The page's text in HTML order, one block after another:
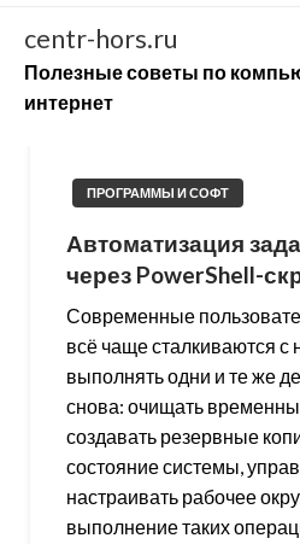
Skip
content
centr-hors.ru
Полезные советы по
интернет
ПРОГРАММЫ И СОФТ
Автоматизация
через PowerShell-
Современные
всё чаще сталкиваются с
выполнять одни и те же
снова: очищать
создавать резервные
состояние системы,
настраивать рабочее
выполнение таких